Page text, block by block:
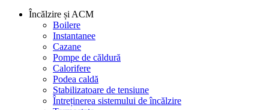
Încălzire și ACM
Boilere
Instantanee
Cazane
Pompe de căldură
Calorifere
Podea caldă
Stabilizatoare de tensiune
Întreținerea sistemului de încălzire